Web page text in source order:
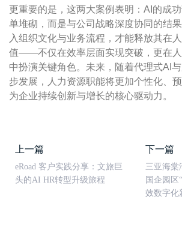
更重要的是，这两大案例表明：AI的成
单堆砌，而是与公司战略深度协同的结
入组织文化与业务流程，才能释放其在
值——不仅在效率层面实现突破，更在
中扮演关键角色。未来，随着代理式AI
步发展，人力资源职能将更加个性化、
为企业持续创新与增长的核心驱动力。
上一篇
eRoad 客户实践分享：文旅巨
头的AI HR转型升级旅程
下一篇
三亚海棠
国企园区
效数字化